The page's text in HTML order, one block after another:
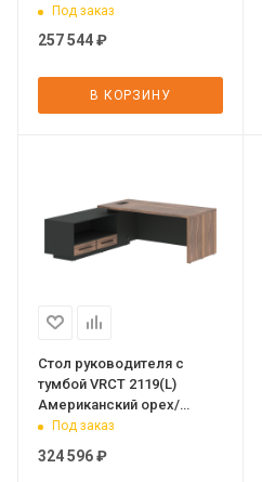
Черный матовый/Яшма
черный 2000х900х750 VE
Под заказ
257 544₽
В КОРЗИНУ
Стол руководителя с
тумбой VRCT 2119(L)
Американский орех/
Черный матовый/Яшма
Под заказ
324 596₽